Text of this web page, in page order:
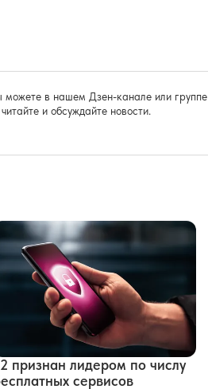
можете в нашем Дзен-канале или группе
и обсуждайте новости.
признан лидером по числу
сервисов